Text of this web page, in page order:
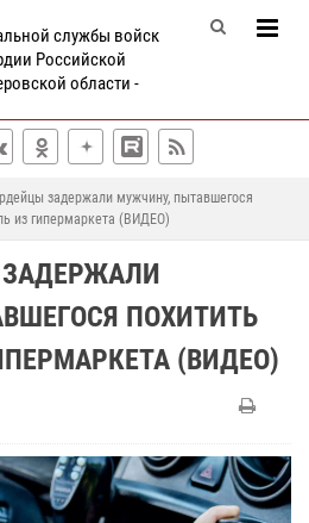
службы войск
Российской
области -
задержали мужчину, пытавшегося
из гипермаркета (ВИДЕО)
ПОХИТИТЬ
(ВИДЕО)